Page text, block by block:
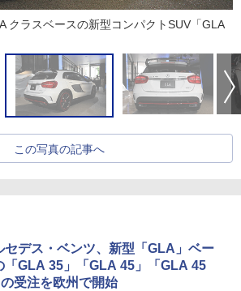
クラスベースの新型コンパクトSUV「GLA
この写真の記事へ
セデス・ベンツ、新型「GLA」ベー
「GLA 35」「GLA 45」「GLA 45
受注を欧州で開始